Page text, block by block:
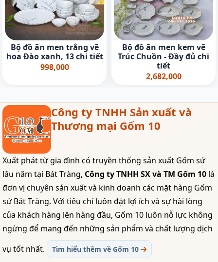
Bộ đồ ăn men trắng vẽ
hoa Đào xanh, 13 chi tiết
998,000
Bộ đồ ăn men kem vẽ
Trúc Chuồn - Đầy đủ chi
tiết
2,682,000
Công ty TNHH Sản xuất và
Thương mại Gốm 10
Xuất phát từ gia đình có truyền thống sản xuất Gốm sứ
lâu năm tại Bát Tràng, Công ty TNHH SX và TM Gốm 10 là
đơn vị chuyên sản xuất và kinh doanh các mặt hàng Gốm
sứ Bát Tràng. Với tiêu chí luôn đặt lợi ích và sự hài lòng
của khách hàng lên hàng đầu, Gốm 10 luôn nỗ lực không
ngừng để mang đến những sản phẩm và chất lượng dịch
vụ tốt nhất.
Tìm hiểu thêm về Gốm 10